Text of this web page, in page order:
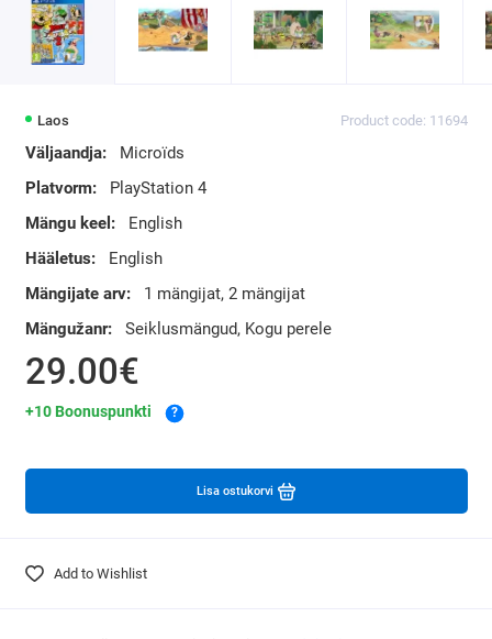
Laos Product code: 11694
Väljaandja:
Microïds
Platvorm:
PlayStation 4
Mängu keel:
English
Hääletus:
English
Mängijate arv:
1 mängijat, 2 mängijat
Mängužanr:
Seiklusmängud, Kogu perele
29.00€
+10 Boonuspunkti ?
Lisa ostukorvi
Add to Wishlist